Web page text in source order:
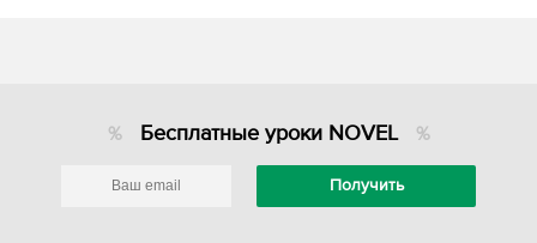
Бесплатные уроки NOVEL